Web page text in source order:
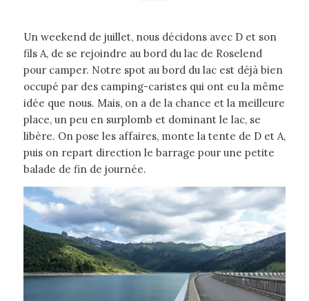
Un weekend de juillet, nous décidons avec D et son
fils A, de se rejoindre au bord du lac de Roselend
pour camper. Notre spot au bord du lac est déjà bien
occupé par des camping-caristes qui ont eu la même
idée que nous. Mais, on a de la chance et la meilleure
place, un peu en surplomb et dominant le lac, se
libère. On pose les affaires, monte la tente de D et A,
puis on repart direction le barrage pour une petite
balade de fin de journée.